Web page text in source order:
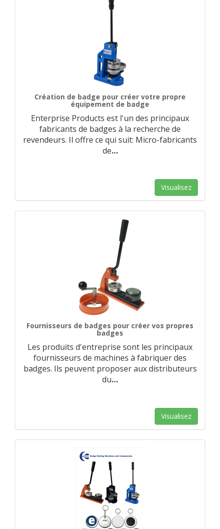
Création de badge pour créer votre propre
équipement de badge
Enterprise Products est l'un des principaux
fabricants de badges à la recherche de
revendeurs. Il offre ce qui suit: Micro-fabricants
de…
Visualisez
Fournisseurs de badges pour créer vos propres
badges
Les produits d'entreprise sont les principaux
fournisseurs de machines à fabriquer des
badges. Ils peuvent proposer aux distributeurs
du…
Visualisez